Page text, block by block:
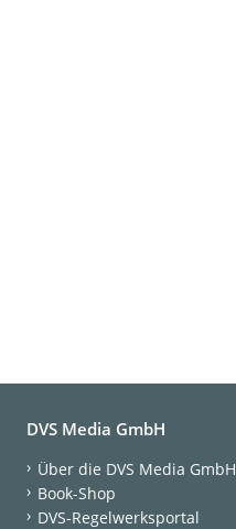
DVS Media GmbH
Über die DVS Media GmbH
Book-Shop
DVS-Regelwerksportal